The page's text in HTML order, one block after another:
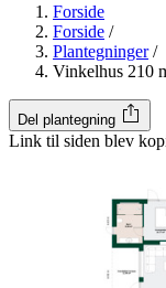
Forside
Forside /
Plantegninger /
Vinkelhus 210
Del plantegning
Link til siden blev